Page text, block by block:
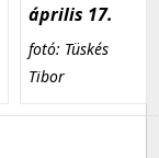
április 17.
fotó: Tüskés
Tibor